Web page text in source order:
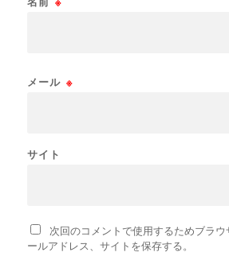
メール ※
サイト
次回のコメントで使用するためブラ
ールアドレス、サイトを保存する。